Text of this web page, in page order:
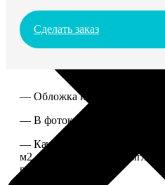
Сделать заказ
— Обложка из твердого
— В фотокниге можно
— Качественная мелованная
м2, то есть страницы
глянцевого журнала.